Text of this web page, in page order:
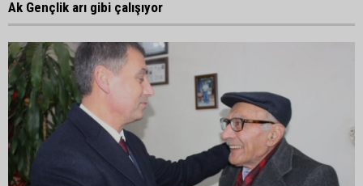
Ak Gençlik arı gibi çalışıyor